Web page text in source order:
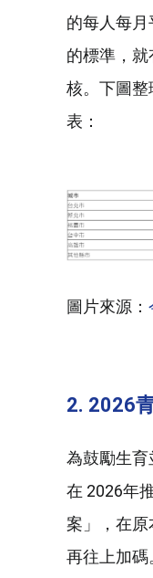
的每人每
的標準，
核。下圖整
表：
圖片來源：
2. 2026
為鼓勵生
在 2026年
案」，在原
再往上加